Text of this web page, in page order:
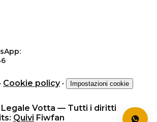
· Cookie policy · Impostazioni cookie
Votta — Tutti i diritti
Quivi Fiwfan